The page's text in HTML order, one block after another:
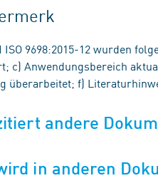
ISO 9698:2015-12 wurden
c) Anwendungsbereich
überarbeitet; f)
andere
in anderen